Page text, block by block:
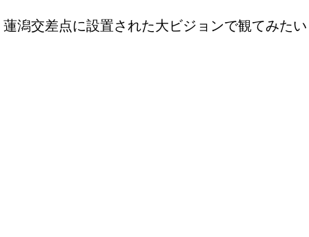
蓮潟交差点に設置された大ビジョンで観てみた